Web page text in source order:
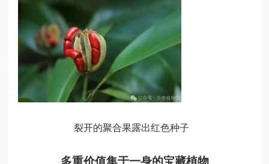
裂开的聚合果露出红色种子
多重价值集于一身的宝藏植物